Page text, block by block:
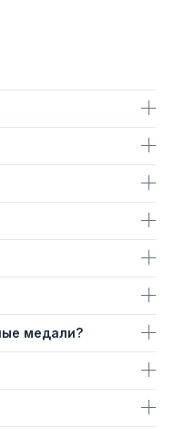
медали?